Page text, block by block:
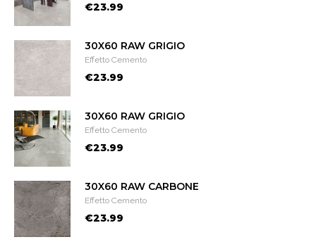
€23.99
30X60 RAW GRIGIO
Effetto Cemento
€23.99
30X60 RAW GRIGIO
Effetto Cemento
€23.99
30X60 RAW CARBONE
Effetto Cemento
€23.99